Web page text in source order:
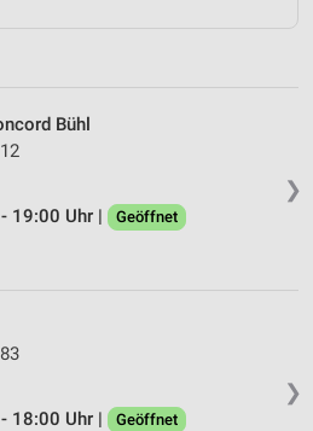
❯
Bühl
19:00 Uhr |
Geöffnet
❯
18:00 Uhr |
Geöffnet